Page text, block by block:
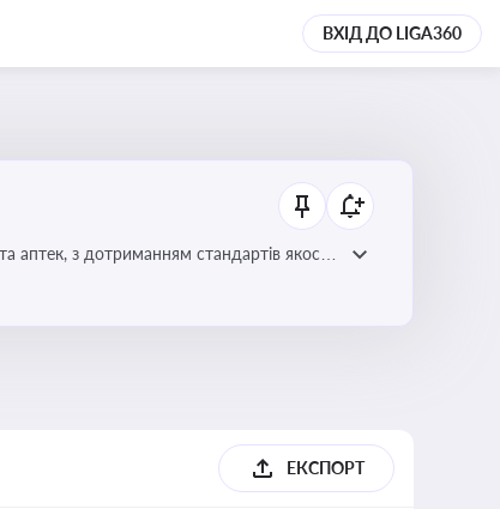
ВХІД ДО LIGA360
аптек, з дотриманням стандартів якості
ЕКСПОРТ